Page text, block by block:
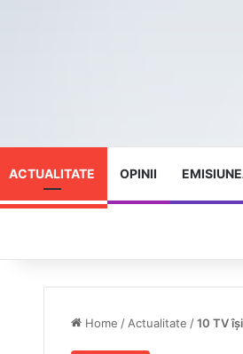
ACTUALITATE OPINII
Home / Actualitate / 10 TV